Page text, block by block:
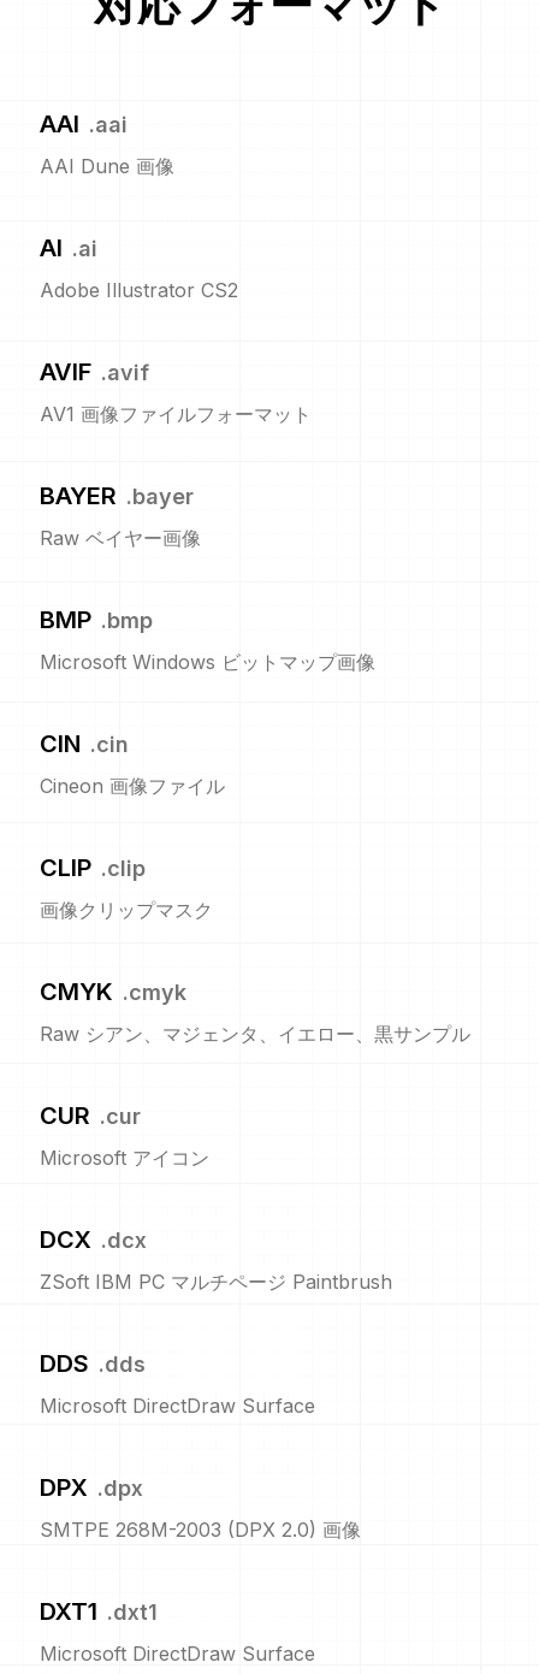
AAI .aai
AAI Dune 画像
AI .ai
Adobe Illustrator CS2
AVIF .avif
AV1 画像ファイルフォーマット
BAYER .bayer
Raw ベイヤー画像
BMP .bmp
Microsoft Windows ビットマップ画像
CIN .cin
Cineon 画像ファイル
CLIP .clip
画像クリップマスク
CMYK .cmyk
Raw シアン、マジェンタ、イエロー、黒サンプル
CUR .cur
Microsoft アイコン
DCX .dcx
ZSoft IBM PC マルチページ Paintbrush
DDS .dds
Microsoft DirectDraw Surface
DPX .dpx
SMTPE 268M-2003 (DPX 2.0) 画像
DXT1 .dxt1
Microsoft DirectDraw Surface